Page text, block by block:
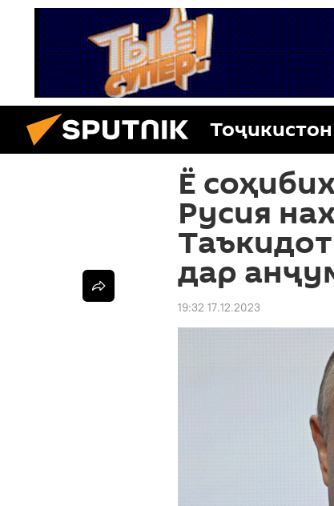
Тоҷикистон
Ё
Русия
дар
19:32 17.12.2023